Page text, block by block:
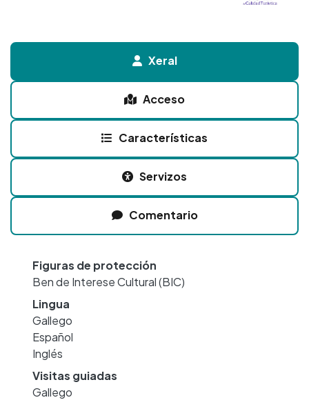
Xeral
Acceso
Características
Servizos
Comentario
Figuras de protección
Ben de Interese Cultural (BIC)
Lingua
Gallego
Español
Inglés
Visitas guiadas
Gallego